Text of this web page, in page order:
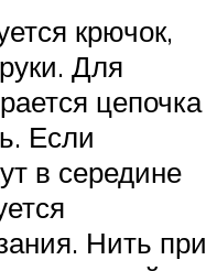
крючок,
Для
цепочка
Если
в середине
Нить при